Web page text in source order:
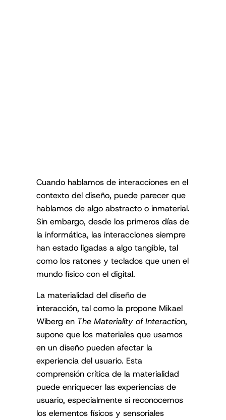
Cuando hablamos de interacciones en el
contexto del diseño, puede parecer que
hablamos de algo abstracto o inmaterial.
Sin embargo, desde los primeros días de
la informática, las interacciones siempre
han estado ligadas a algo tangible, tal
como los ratones y teclados que unen el
mundo físico con el digital.
La materialidad del diseño de
interacción, tal como la propone Mikael
Wiberg en The Materiality of Interaction,
supone que los materiales que usamos
en un diseño pueden afectar la
experiencia del usuario. Esta
comprensión crítica de la materialidad
puede enriquecer las experiencias de
usuario, especialmente si reconocemos
los elementos físicos y sensoriales